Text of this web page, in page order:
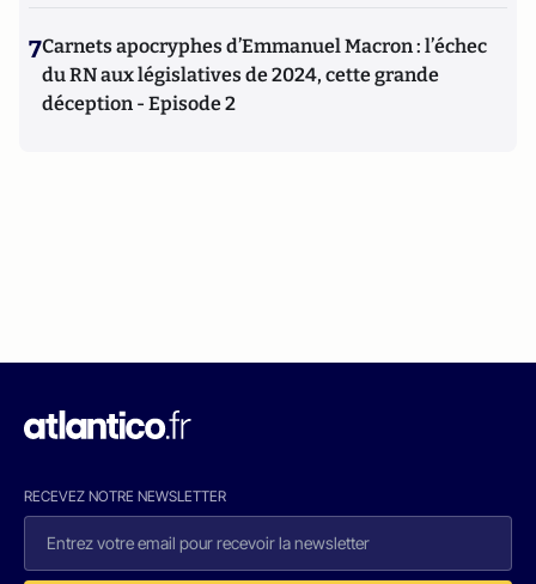
7Carnets apocryphes d’Emmanuel Macron : l’échec
du RN aux législatives de 2024, cette grande
déception - Episode 2
RECEVEZ NOTRE NEWSLETTER